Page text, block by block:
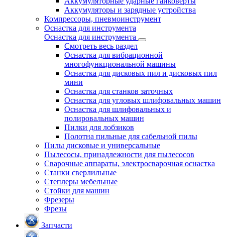
Аккумуляторы и зарядные устройства
Компрессоры, пневмоинструмент
Оснастка для инструмента
Оснастка для инструмента
Смотреть весь раздел
Оснастка для вибрационной
многофункциональной машины
Оснастка для дисковых пил и дисковых пил
мини
Оснастка для станков заточных
Оснастка для угловых шлифовальных машин
Оснастка для шлифовальных и
полировальных машин
Пилки для лобзиков
Полотна пильные для сабельной пилы
Пилы дисковые и универсальные
Пылесосы, принадлежности для пылесосов
Сварочные аппараты, электросварочная оснастка
Станки сверлильные
Степлеры мебельные
Стойки для машин
Фрезеры
Фрезы
Запчасти